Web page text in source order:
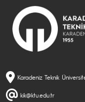
Karadeniz Teknik
kik@ktu.edu.tr